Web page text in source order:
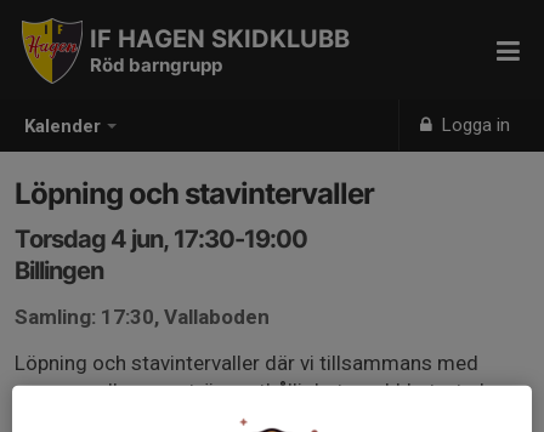
Kalender Logga in
IF HAGEN SKIDKLUBB
Röd barngrupp
Löpning och stavintervaller
Torsdag 4 jun, 17:30-19:00
Billingen
Samling: 17:30, Vallaboden
Löpning och stavintervaller där vi tillsammans med
vuxna medlemmar tränar uthållighet, snabbhet, styrka,
rörlighet och koordination.